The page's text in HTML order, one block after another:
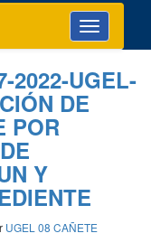
Toggle
navigation
2022-UGEL-
DE
POR
Y
UGEL 08 CAÑETE